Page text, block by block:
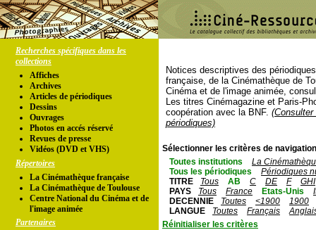
Recherches spécifiques dans les
collections
Affiches
Archives
Articles de périodiques
Dessins
Ouvrages
Photos en accés réservé
Revues de presse
Vidéos (DVD et VHS)
Répertoires
La Cinémathèque française
La Cinémathèque de Toulouse
Centre National du Cinéma et de
l'image animée
Partenaires
Notices descriptives des
française, de la Cinémathèque de
Cinéma et de l'image animée,
Les titres Cinémagazine et Paris-
coopération avec la BNF.
périodiques)
Sélectionner les critères de
Toutes institutions
La
Tous les périodiques
Périodiques
TITRE
Tous AB C DE F
GHI
PAYS
Tous France Etats-Unis
DECENNIE
Toutes <1900
1900
LANGUE
Toutes Français
Réinitialiser les critères